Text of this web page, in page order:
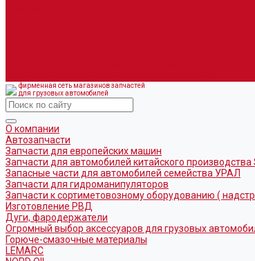
фирменная сеть магазинов запчастей
для грузовых автомобилей
О компании
Автозапчасти
Запчасти для европейских машин
Запчасти для автомобилей китайского производства
Запасные части для автомобилей семейства УРАЛ
Запчасти для гидроманипуляторов
Запчасти к сортиметовозному оборудованию (
Изготовление РВД
Дуги, фародержатели
Огромный выбор аксессуаров для грузовых
Горюче-смазочные материалы
LEMARC